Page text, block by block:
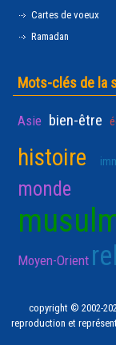
Cartes de voeux
Ramadan
Mots-clés de la
Asie bien-être
histoire
monde
Moyen-Orient
copyright © 2002-
reproduction et